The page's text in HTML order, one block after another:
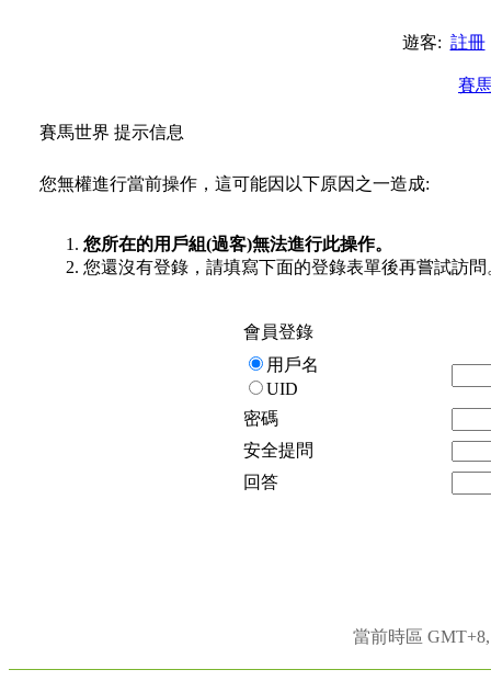
遊客: 註冊
賽
賽馬世界 提示信息
您無權進行當前操作，這可能因以下原因之一造成:
您所在的用戶組(過客)無法進行此操作。
您還沒有登錄，請填寫下面的登錄表單後再嘗試訪問
會員登錄
用戶名
UID
密碼
安全提問
回答
當前時區